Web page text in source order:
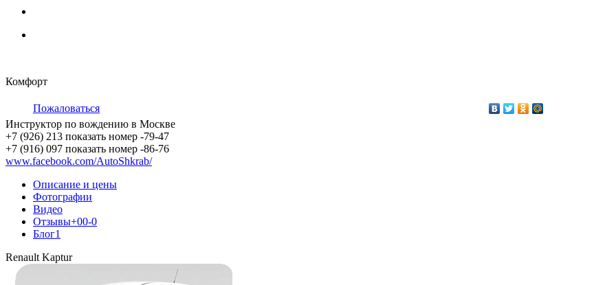
Комфорт
Пожаловаться
Инструктор по вождению в Москве
+7 (926) 213 показать номер -79-47
+7 (916) 097 показать номер -86-76
www.facebook.com/AutoShkrab/
Описание и цены
Фотографии
Видео
Отзывы+00-0
Блог1
Renault Kaptur